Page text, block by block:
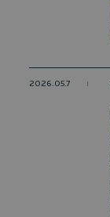
2026.05.7